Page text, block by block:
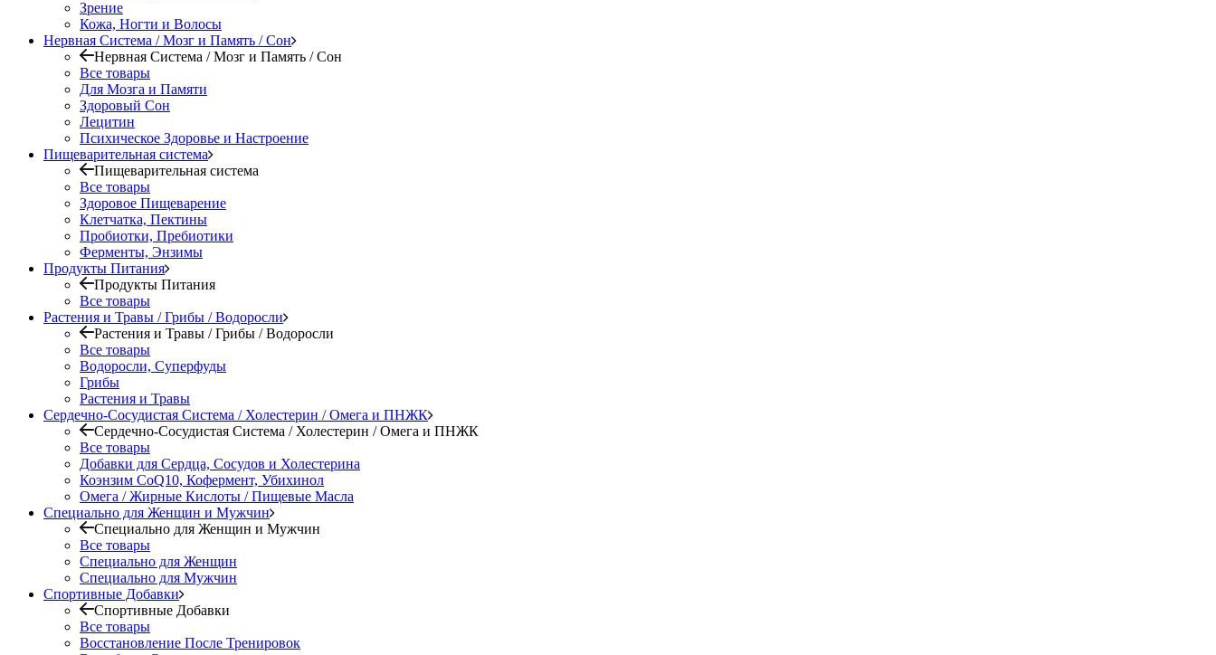
Зрение
Кожа, Ногти и Волосы
Нервная Система / Мозг и Память / Сон
Нервная Система / Мозг и Память / Сон
Все товары
Для Мозга и Памяти
Здоровый Сон
Лецитин
Психическое Здоровье и Настроение
Пищеварительная система
Пищеварительная система
Все товары
Здоровое Пищеварение
Клетчатка, Пектины
Пробиотки, Пребиотики
Ферменты, Энзимы
Продукты Питания
Продукты Питания
Все товары
Растения и Травы / Грибы / Водоросли
Растения и Травы / Грибы / Водоросли
Все товары
Водоросли, Суперфуды
Грибы
Растения и Травы
Сердечно-Сосудистая Система / Холестерин / Омега и ПНЖК
Сердечно-Сосудистая Система / Холестерин / Омега и ПНЖК
Все товары
Добавки для Сердца, Сосудов и Холестерина
Коэнзим CoQ10, Кофермент, Убихинол
Омега / Жирные Кислоты / Пищевые Масла
Специально для Женщин и Мужчин
Специально для Женщин и Мужчин
Все товары
Специально для Женщин
Специально для Мужчин
Спортивные Добавки
Спортивные Добавки
Все товары
Восстановление После Тренировок